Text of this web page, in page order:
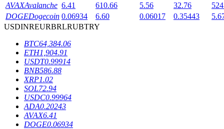
鎖倉BTR
輕鬆獲得多重福利
AVAXAvalanche 6.41 610.66 5.56 32.76
DOGEDogecoin 0.06934 6.60 0.06017 0.35443
USDINREURBRLRUBTRY
BTC64,384.06
ETH1,904.91
USDT0.99914
BNB586.88
XRP1.02
SOL72.94
USDC0.99964
ADA0.20243
AVAX6.41
DOGE0.06934